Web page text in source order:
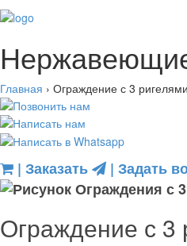
Главная › Ограждение с 3
| Заказать | Задать
Ограждение с 3